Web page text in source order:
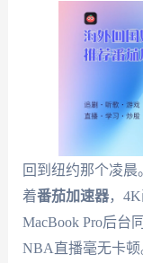
回到纽约那个凌晨
着番茄加速器，4K
MacBook Pro后台
NBA直播毫无卡